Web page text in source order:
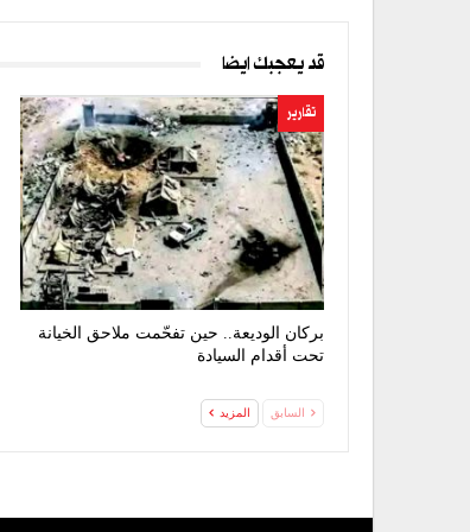
قد يعجبك ايضا
تقارير
بركان الوديعة.. حين تفحّمت ملاحق الخيانة
تحت أقدام السيادة
السابق المزيد